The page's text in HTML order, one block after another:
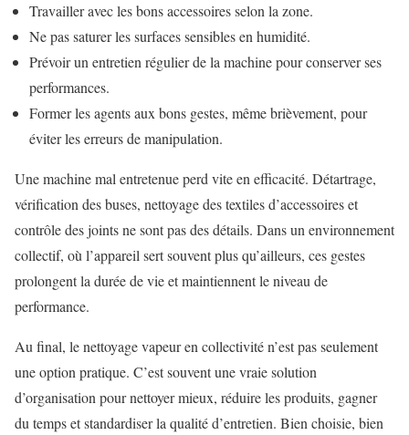
Travailler avec les bons accessoires selon la zone.
Ne pas saturer les surfaces sensibles en humidité.
Prévoir un entretien régulier de la machine pour conserver ses
performances.
Former les agents aux bons gestes, même brièvement, pour
éviter les erreurs de manipulation.
Une machine mal entretenue perd vite en efficacité. Détartrage,
vérification des buses, nettoyage des textiles d’accessoires et
contrôle des joints ne sont pas des détails. Dans un environnement
collectif, où l’appareil sert souvent plus qu’ailleurs, ces gestes
prolongent la durée de vie et maintiennent le niveau de
performance.
Au final, le nettoyage vapeur en collectivité n’est pas seulement
une option pratique. C’est souvent une vraie solution
d’organisation pour nettoyer mieux, réduire les produits, gagner
du temps et standardiser la qualité d’entretien. Bien choisie, bien